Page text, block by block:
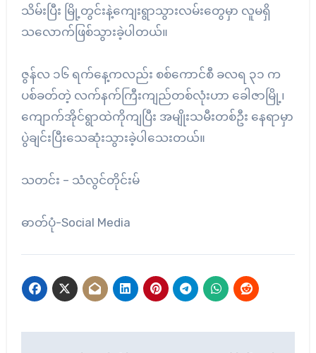
သိမ်းပြီး မြို့တွင်းနဲ့ကျေးရွာသွားလမ်းတွေမှာ လူမရှိ
သလောက်ဖြစ်သွားခဲ့ပါတယ်။
ဇွန်လ ၁၆ ရက်နေ့ကလည်း စစ်ကောင်စီ ခလရ ၃၁ က
ပစ်ခတ်တဲ့ လက်နက်ကြီးကျည်တစ်လုံးဟာ ခေါဇာမြို့၊
ကျောက်အိုင်ရွာထဲကိုကျပြီး အမျိုးသမီးတစ်ဦး နေရာမှာ
ပွဲချင်းပြီးသေဆုံးသွားခဲ့ပါသေးတယ်။
သတင်း – သံလွင်တိုင်းမ်
ဓာတ်ပုံ-Social Media